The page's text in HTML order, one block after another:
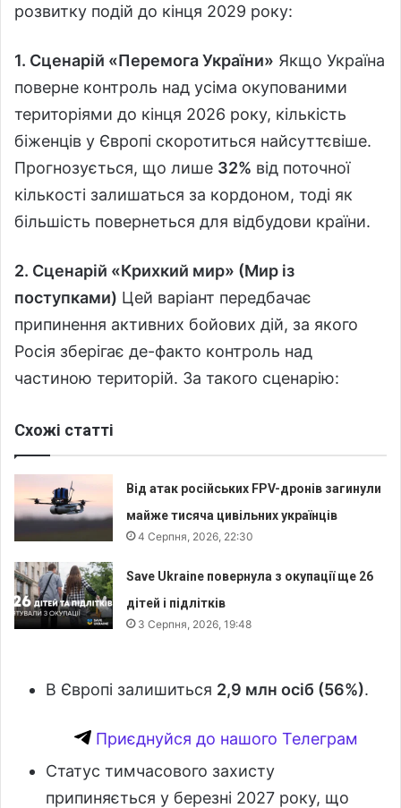
розвитку подій до кінця 2029 року:
1. Сценарій «Перемога України» Якщо Україна
поверне контроль над усіма окупованими
територіями до кінця 2026 року, кількість
біженців у Європі скоротиться найсуттєвіше.
Прогнозується, що лише 32% від поточної
кількості залишаться за кордоном, тоді як
більшість повернеться для відбудови країни.
2. Сценарій «Крихкий мир» (Мир із
поступками) Цей варіант передбачає
припинення активних бойових дій, за якого
Росія зберігає де-факто контроль над
частиною територій. За такого сценарію:
Схожі статті
Від атак російських FPV-дронів загинули
майже тисяча цивільних українців
4 Серпня, 2026, 22:30
Save Ukraine повернула з окупації ще 26
дітей і підлітків
3 Серпня, 2026, 19:48
В Європі залишиться 2,9 млн осіб (56%).
Приєднуйся до нашого Телеграм
Статус тимчасового захисту
припиняється у березні 2027 року, що